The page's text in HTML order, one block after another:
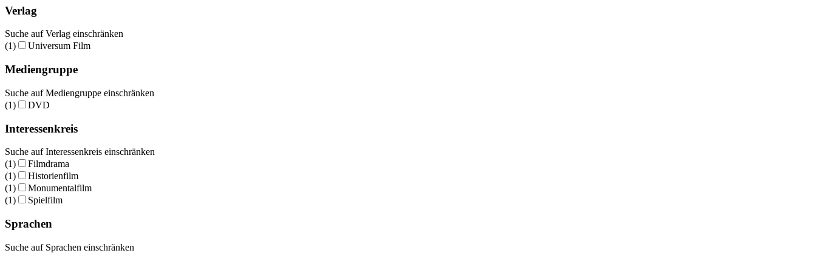
Verlag
Suche auf Verlag einschränken
(1)
Universum Film
Mediengruppe
Suche auf Mediengruppe einschränken
(1)
DVD
Interessenkreis
Suche auf Interessenkreis einschränken
(1)
Filmdrama
(1)
Historienfilm
(1)
Monumentalfilm
(1)
Spielfilm
Sprachen
Suche auf Sprachen einschränken